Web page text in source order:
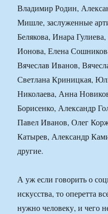
Владимир Родин,
Мишле, заслуженные
Белякова, Инара
Ионова, Елена
Вячеслав Иванов,
Светлана Криницкая,
Николаева, Анна
Борисенко, Александр
Павел Иванов, Олег
Катырев, Александр
другие.
А уж если говорить о
искусства, то оперетта
нужно человеку, и чего